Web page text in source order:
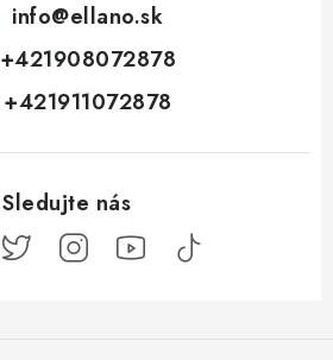
info@ellano.sk
+421908072878
+421911072878